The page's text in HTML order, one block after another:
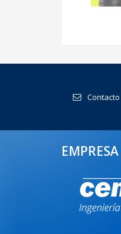
Contacto
EMPRESA